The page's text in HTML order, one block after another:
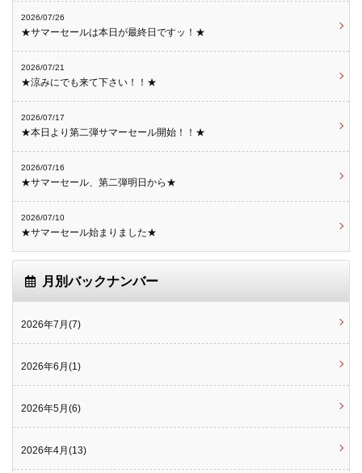
2026/07/26
★サマーセールは本日が最終日ですッ！★
2026/07/21
★涼みにでも来て下さい！！★
2026/07/17
★本日より第二弾サマーセール開始！！★
2026/07/16
★サマーセール、第二弾明日から★
2026/07/10
★サマーセール始まりました★
月別バックナンバー
2026年7月(7)
2026年6月(1)
2026年5月(6)
2026年4月(13)